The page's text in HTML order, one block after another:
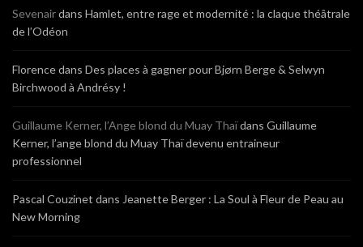
Sevenairdans Hamlet, entre rage et modernité : la claque théâtrale
de l’Odéon
Florencedans Des places à gagner pour Bjørn Berge & Selwyn
Birchwood à Andrésy !
Guillaume Kerner, l’Ange blond du Muay Thaïdans Guillaume
Kerner, l’ange blond du Muay Thaï devenu entraineur
professionnel
Pascal Couzinet dans Jeanette Berger : La Soul à Fleur de Peau au
New Morning